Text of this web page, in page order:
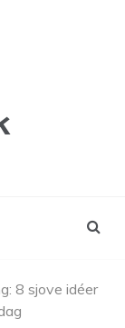
8 sjove idéer